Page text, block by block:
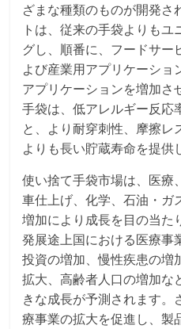
ざまな種類のものが開発さ
トは、従来の手袋よりも
グし、順番に、フードサー
よび産業用アプリケーシ
アプリケーションを増加さ
手袋は、低アレルギー反応
と、より耐穿刺性、摩擦レ
よりも長い貯蔵寿命を提供
使い捨て手袋市場は、医療
車仕上げ、化学、石油・ガ
増加により成長を目の当た
発展途上国における医療事
投資の増加、慢性疾患の増
拡大、高齢者人口の増加な
きな成長が予測されます。
療事業の拡大を促進し、製